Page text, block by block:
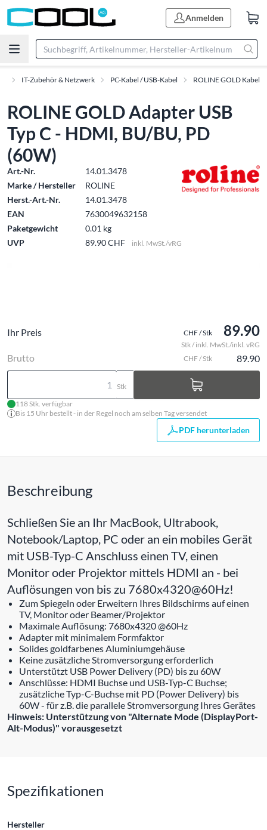
Anmelden
IT-Zubehör & Netzwerk PC-Kabel / USB-Kabel ROLINE GOLD Kabel
ROLINE GOLD Adapter USB
Typ C - HDMI, BU/BU, PD
(60W)
Art.-Nr.
14.01.3478
Marke / Hersteller
ROLINE
Herst.-Art.-Nr.
14.01.3478
EAN
7630049632158
Paketgewicht
0.01 kg
UVP
89.90 CHF inkl. MwSt./vRG
Ihr Preis CHF / Stk 89.90
Stk / inkl. MwSt./inkl. vRG
Brutto CHF / Stk 89.90
Stk
118 Stk. verfügbar
Bis 15 Uhr bestellt - in der Regel noch am selben Tag versendet
PDF herunterladen
Beschreibung
Schließen Sie an Ihr MacBook, Ultrabook,
Notebook/Laptop, PC oder an ein mobiles Gerät
mit USB-Typ-C Anschluss einen TV, einen
Monitor oder Projektor mittels HDMI an - bei
Auflösungen von bis zu 7680x4320@60Hz!
Zum Spiegeln oder Erweitern Ihres Bildschirms auf einen
TV, Monitor oder Beamer/Projektor
Maximale Auflösung: 7680x4320 @60Hz
Adapter mit minimalem Formfaktor
Solides goldfarbenes Aluminiumgehäuse
Keine zusätzliche Stromversorgung erforderlich
Unterstützt USB Power Delivery (PD) bis zu 60W
Anschlüsse: HDMI Buchse und USB-Typ-C Buchse;
zusätzliche Typ-C-Buchse mit PD (Power Delivery) bis
60W - für z.B. die parallele Stromversorgung Ihres Gerätes
Hinweis: Unterstützung von "Alternate Mode (DisplayPort-
Alt-Modus)" vorausgesetzt
Spezifikationen
Hersteller